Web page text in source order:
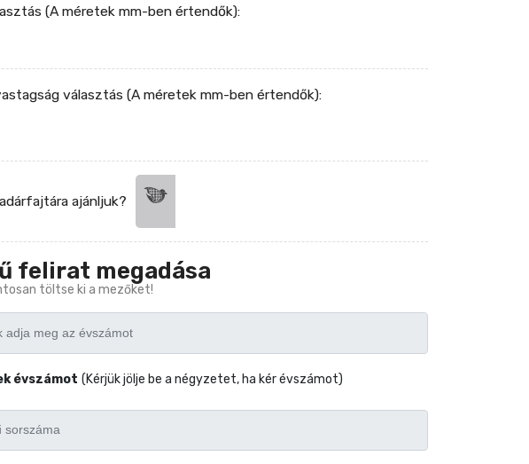
(A méretek mm-ben értendők):
választás (A méretek mm-ben értendők):
ajánljuk?
felirat megadása
töltse ki a mezőket!
évszámot (Kérjük jölje be a négyzetet, ha kér évszámot)